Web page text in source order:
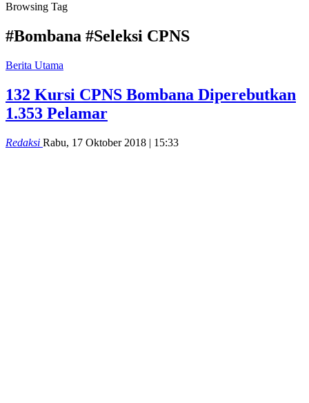
Browsing Tag
#Bombana #Seleksi CPNS
Berita Utama
132 Kursi CPNS Bombana Diperebutkan
1.353 Pelamar
Redaksi Rabu, 17 Oktober 2018 | 15:33